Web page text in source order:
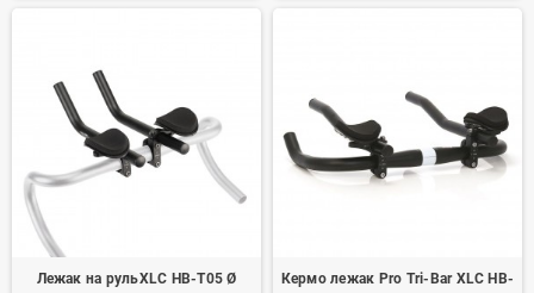
Лежак на рульXLC HB-T05 Ø
Кермо лежак Pro Tri-Bar XLC HB-